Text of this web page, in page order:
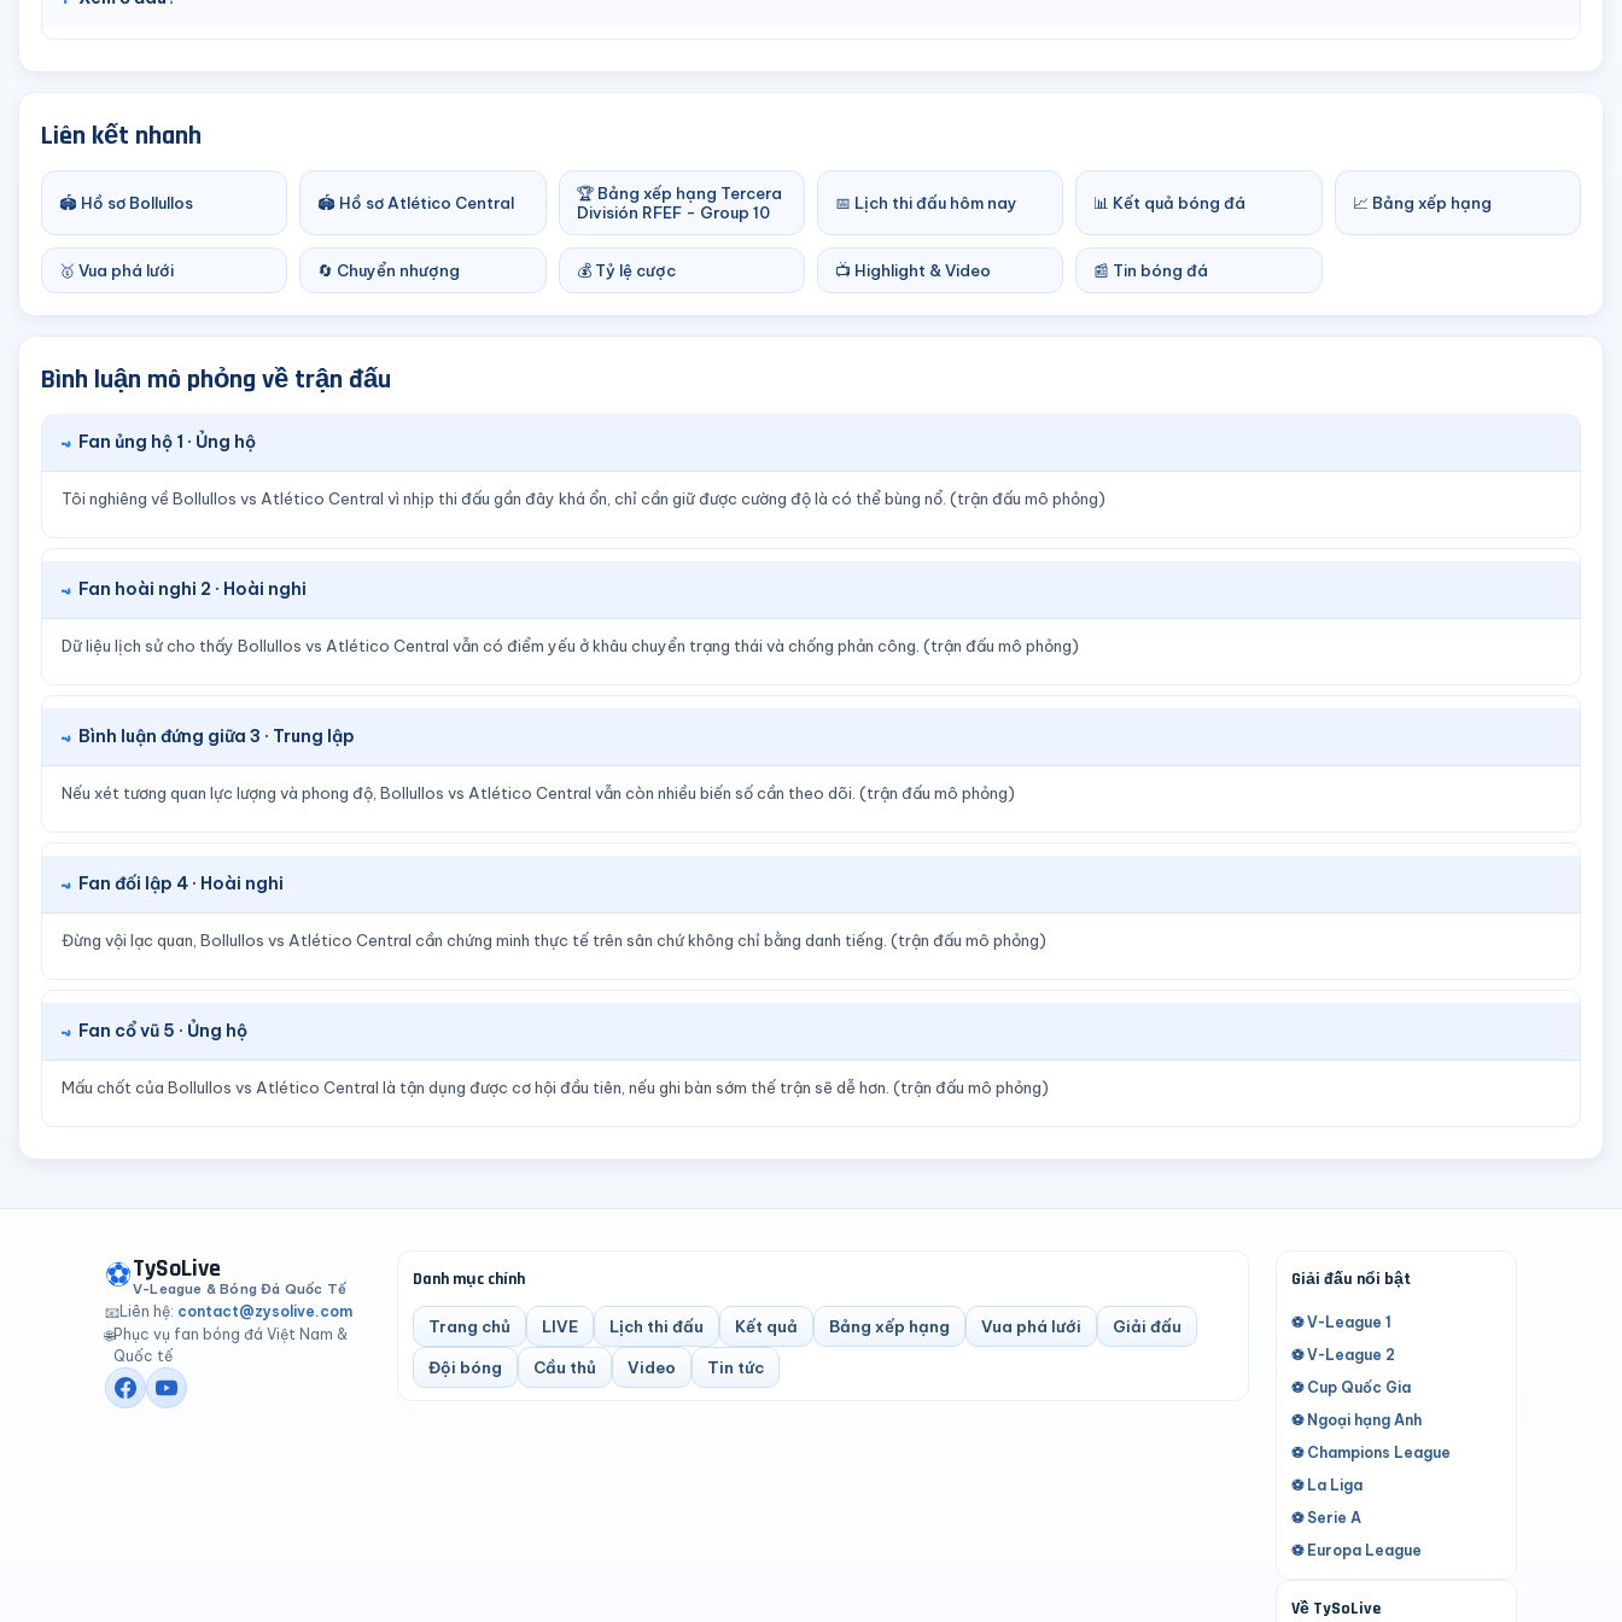
Liên kết nhanh
🏟️ Hồ sơ Bollullos 🏟️ Hồ sơ Atlético Central
🏆 Bảng xếp hạng Tercera
División RFEF - Group 10
📅 Lịch thi đấu hôm nay 📊 Kết quả bóng đá 📈 Bảng xếp hạng
🥇 Vua phá lưới 🔄 Chuyển nhượng 💰 Tỷ lệ cược 📺 Highlight & Video 📰 Tin bóng đá
Bình luận mô phỏng về trận đấu
Fan ủng hộ 1 · Ủng hộ
Tôi nghiêng về Bollullos vs Atlético Central vì nhịp thi đấu gần đây khá ổn, chỉ cần giữ được cường độ là có thể bùng nổ. (trận đấu mô phỏng)
Fan hoài nghi 2 · Hoài nghi
Dữ liệu lịch sử cho thấy Bollullos vs Atlético Central vẫn có điểm yếu ở khâu chuyển trạng thái và chống phản công. (trận đấu mô phỏng)
Bình luận đứng giữa 3 · Trung lập
Nếu xét tương quan lực lượng và phong độ, Bollullos vs Atlético Central vẫn còn nhiều biến số cần theo dõi. (trận đấu mô phỏng)
Fan đối lập 4 · Hoài nghi
Đừng vội lạc quan, Bollullos vs Atlético Central cần chứng minh thực tế trên sân chứ không chỉ bằng danh tiếng. (trận đấu mô phỏng)
Fan cổ vũ 5 · Ủng hộ
Mấu chốt của Bollullos vs Atlético Central là tận dụng được cơ hội đầu tiên, nếu ghi bàn sớm thế trận sẽ dễ hơn. (trận đấu mô phỏng)
⚽TySoLive
V-League & Bóng Đá Quốc Tế
📧Liên hệ: contact@zysolive.com
🌐Phục vụ fan bóng đá Việt Nam &
Quốc tế
Danh mục chính
Trang chủ LIVE Lịch thi đấu Kết quả Bảng xếp hạng Vua phá lưới Giải đấu
Đội bóng Cầu thủ Video Tin tức
Giải đấu nổi bật
⚽ V-League 1
⚽ V-League 2
⚽ Cup Quốc Gia
⚽ Ngoại hạng Anh
⚽ Champions League
⚽ La Liga
⚽ Serie A
⚽ Europa League
Về TySoLive